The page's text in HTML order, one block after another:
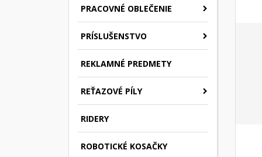
PRACOVNÉ OBLEČENIE
PRÍSLUŠENSTVO
REKLAMNÉ PREDMETY
REŤAZOVÉ PÍLY
RIDERY
ROBOTICKÉ KOSAČKY